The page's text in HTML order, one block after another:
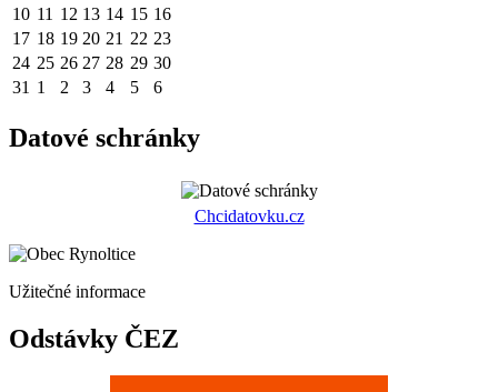
10 11 12 13 14 15 16
17 18 19 20 21 22 23
24 25 26 27 28 29 30
31 1 2 3 4 5 6
Datové schránky
Chcidatovku.cz
Užitečné informace
Odstávky ČEZ